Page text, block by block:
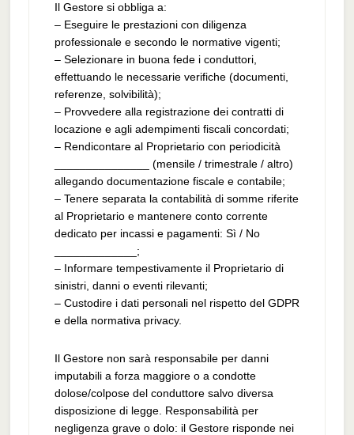
Il Gestore si obbliga a:
– Eseguire le prestazioni con diligenza
professionale e secondo le normative vigenti;
– Selezionare in buona fede i conduttori,
effettuando le necessarie verifiche (documenti,
referenze, solvibilità);
– Provvedere alla registrazione dei contratti di
locazione e agli adempimenti fiscali concordati;
– Rendicontare al Proprietario con periodicità
_______________ (mensile / trimestrale / altro)
allegando documentazione fiscale e contabile;
– Tenere separata la contabilità di somme riferite
al Proprietario e mantenere conto corrente
dedicato per incassi e pagamenti: Sì / No
_____________;
– Informare tempestivamente il Proprietario di
sinistri, danni o eventi rilevanti;
– Custodire i dati personali nel rispetto del GDPR
e della normativa privacy.
Il Gestore non sarà responsabile per danni
imputabili a forza maggiore o a condotte
dolose/colpose del conduttore salvo diversa
disposizione di legge. Responsabilità per
negligenza grave o dolo: il Gestore risponde nei